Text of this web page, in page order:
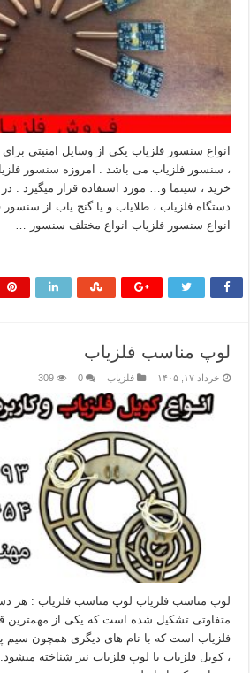
انواع سنسور فلزیاب یکی از وسایل امنیتی
، سنسور فلزیاب می باشد . امروزه سنسور
خرید ، سینما و… مورد استفاده قرار میگیرد .
دستگاه فلزیاب ، طلایاب و یا گنج یاب از
انواع سنسور فلزیاب انواع مختلف سنسور …
لوپ مناسب فلزیاب
خرداد ۱۷, ۱۴۰۵ فلزیاب 0
309
لوپ مناسب فلزیاب لوپ مناسب فلزیاب : هر
متفاوتی تشکیل شده است که یکی از
فلزیاب است که با نام های دیگری همچون سیم
، کویل فلزیاب یا لوپ فلزیاب نیز شناخته